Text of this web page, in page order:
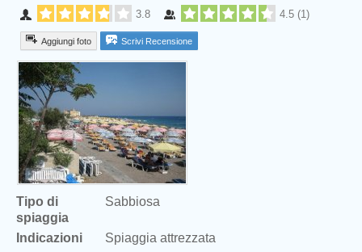
3.8 4.5 (1)
Aggiungi foto Scrivi Recensione
Tipo di
spiaggia
Sabbiosa
Indicazioni Spiaggia attrezzata